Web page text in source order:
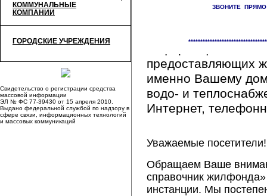
КОММУНАЛЬНЫЕ
КОМПАНИИ
ГОРОДСКИЕ УЧРЕЖДЕНИЯ
Свидетельство о регистрации средства
массовой информации
ЭЛ № ФС 77-39430 от 15 апреля 2010.
Выдано федеральной службой по надзору в
сфере связи, информационных технологий
и массовых коммуникаций
ЗВОНИТЕ
предоставляющих
именно Вашему
водо- и
Интернет,
Уважаемые посетители!
Обращаем Ваше
справочник
инстанции. Мы